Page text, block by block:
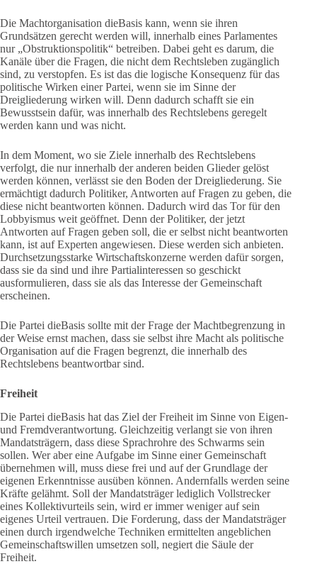
Die Machtorganisation dieBasis kann, wenn sie ihren
Grundsätzen gerecht werden will, innerhalb eines Parlamentes
nur „Obstruktionspolitik“ betreiben. Dabei geht es darum, die
Kanäle über die Fragen, die nicht dem Rechtsleben zugänglich
sind, zu verstopfen. Es ist das die logische Konsequenz für das
politische Wirken einer Partei, wenn sie im Sinne der
Dreigliederung wirken will. Denn dadurch schafft sie ein
Bewusstsein dafür, was innerhalb des Rechtslebens geregelt
werden kann und was nicht.
In dem Moment, wo sie Ziele innerhalb des Rechtslebens
verfolgt, die nur innerhalb der anderen beiden Glieder gelöst
werden können, verlässt sie den Boden der Dreigliederung. Sie
ermächtigt dadurch Politiker, Antworten auf Fragen zu geben, die
diese nicht beantworten können. Dadurch wird das Tor für den
Lobbyismus weit geöffnet. Denn der Politiker, der jetzt
Antworten auf Fragen geben soll, die er selbst nicht beantworten
kann, ist auf Experten angewiesen. Diese werden sich anbieten.
Durchsetzungsstarke Wirtschaftskonzerne werden dafür sorgen,
dass sie da sind und ihre Partialinteressen so geschickt
ausformulieren, dass sie als das Interesse der Gemeinschaft
erscheinen.
Die Partei dieBasis sollte mit der Frage der Machtbegrenzung in
der Weise ernst machen, dass sie selbst ihre Macht als politische
Organisation auf die Fragen begrenzt, die innerhalb des
Rechtslebens beantwortbar sind.
Freiheit
Die Partei dieBasis hat das Ziel der Freiheit im Sinne von Eigen-
und Fremdverantwortung. Gleichzeitig verlangt sie von ihren
Mandatsträgern, dass diese Sprachrohre des Schwarms sein
sollen. Wer aber eine Aufgabe im Sinne einer Gemeinschaft
übernehmen will, muss diese frei und auf der Grundlage der
eigenen Erkenntnisse ausüben können. Andernfalls werden seine
Kräfte gelähmt. Soll der Mandatsträger lediglich Vollstrecker
eines Kollektivurteils sein, wird er immer weniger auf sein
eigenes Urteil vertrauen. Die Forderung, dass der Mandatsträger
einen durch irgendwelche Techniken ermittelten angeblichen
Gemeinschaftswillen umsetzen soll, negiert die Säule der
Freiheit.